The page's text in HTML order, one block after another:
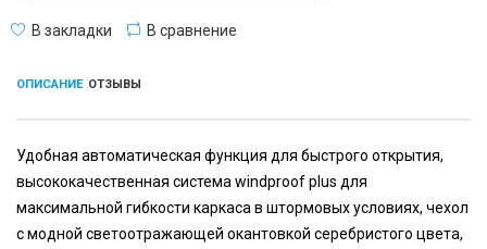
В закладки В сравнение
ОПИСАНИЕ ОТЗЫВЫ
Удобная автоматическая функция для быстрого открытия,
высококачественная система windproof plus для
максимальной гибкости каркаса в штормовых условиях, чехол
с модной светоотражающей окантовкой серебристого цвета,